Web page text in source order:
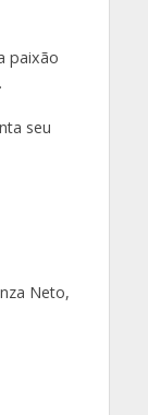
paixão
seu
Neto,